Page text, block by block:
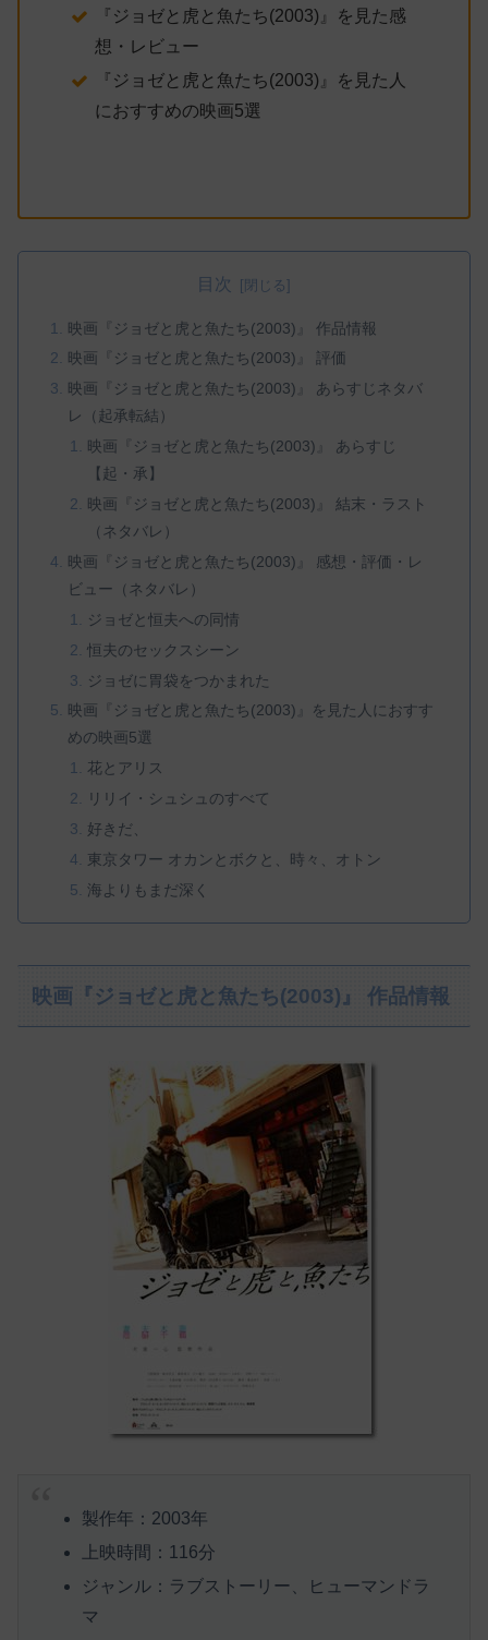
『ジョゼと虎と魚たち(2003)』を見た感
想・レビュー
『ジョゼと虎と魚たち(2003)』を見た人
におすすめの映画5選
目次
映画『ジョゼと虎と魚たち(2003)』 作品情報
映画『ジョゼと虎と魚たち(2003)』 評価
映画『ジョゼと虎と魚たち(2003)』 あらすじネタバ
レ（起承転結）
映画『ジョゼと虎と魚たち(2003)』 あらすじ
【起・承】
映画『ジョゼと虎と魚たち(2003)』 結末・ラスト
（ネタバレ）
映画『ジョゼと虎と魚たち(2003)』 感想・評価・レ
ビュー（ネタバレ）
ジョゼと恒夫への同情
恒夫のセックスシーン
ジョゼに胃袋をつかまれた
映画『ジョゼと虎と魚たち(2003)』を見た人におすす
めの映画5選
花とアリス
リリイ・シュシュのすべて
好きだ、
東京タワー オカンとボクと、時々、オトン
海よりもまだ深く
映画『ジョゼと虎と魚たち(2003)』 作品情報
製作年：2003年
上映時間：116分
ジャンル：ラブストーリー、ヒューマンドラ
マ